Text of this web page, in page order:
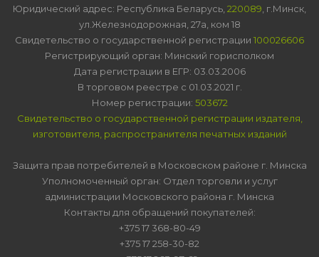
Юридический адрес: Республика Беларусь, 220089 , г.Минск,
ул.Железнодорожная, 27а, ком 18
Свидетельство о государственной регистрации 100026606
Регистрирующий орган: Минский горисполком
Дата регистрации в ЕГР: 03.03.2006
В торговом реестре с 01.03.2021 г.
Номер регистрации: 503672
Свидетельство о государственной регистрации издателя,
изготовителя, распространителя печатных изданий
Защита прав потребителей в Московском районе г. Минска
Уполномоченный орган: Отдел торговли и услуг
администрации Московского района г. Минска
Контакты для обращений покупателей:
+375 17 368-80-49
+375 17 258-30-82